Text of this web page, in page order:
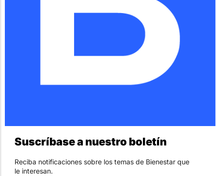
Suscríbase a nuestro boletín
Reciba notificaciones sobre los temas de Bienestar que
le interesan.